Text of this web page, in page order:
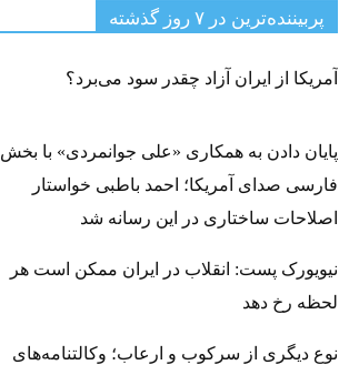
پربیننده‌ترین‌ در ۷ روز گذشته
آمریکا از ایران آزاد چقدر سود می‌برد؟
پایان دادن به همکاری «علی جوانمردی» با بخش
فارسی صدای آمریکا؛ احمد باطبی خواستار
اصلاحات ساختاری در این رسانه شد
نیویورک پست: انقلاب در ایران ممکن است هر
لحظه رخ دهد
نوع دیگری از سرکوب و ارعاب؛ وکالتنامه‌های